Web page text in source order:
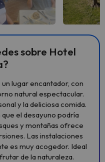
sobre Hotel
lugar encantador, con
natural espectacular.
y la deliciosa comida.
el desayuno podría
y montañas ofrece
Las instalaciones
es muy acogedor. Ideal
de la naturaleza.